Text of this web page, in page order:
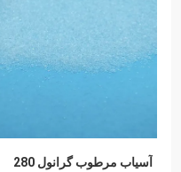
آسیاب مرطوب گرانول 280